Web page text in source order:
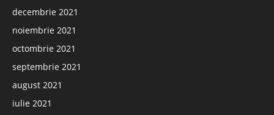
decembrie 2021
noiembrie 2021
octombrie 2021
septembrie 2021
august 2021
iulie 2021